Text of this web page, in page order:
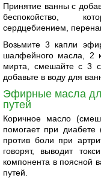
Принятие ванны с
беспокойство,
сердцебиением,
Возьмите 3 капли
шалфейного масла, 2
мирта, смешайте с 3
добавьте в воду для
Эфирные масла
путей
Коричное масло
помогает при
против боли при
говорят, выводит
компонента в поясной
путей.